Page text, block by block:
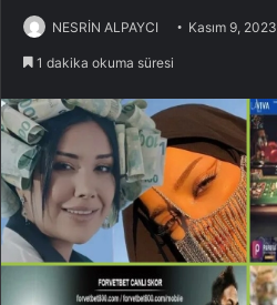
NESRİN ALPAYCI Kasım 9, 2023
1 dakika okuma süresi